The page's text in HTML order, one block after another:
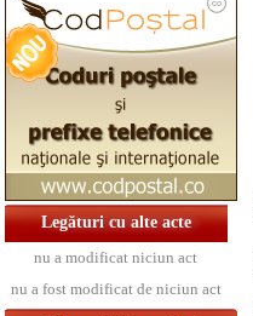
Legături cu alte acte
nu a modificat niciun act
nu a fost modificat de niciun act